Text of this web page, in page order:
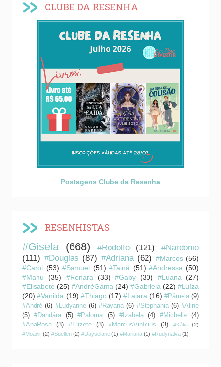
CLUBE DA RESENHA
Postagens Clube da Resenha
RESENHISTAS
#Gisela (668) #Rodolfo (121)
#Nardonio
(111) #Douglas (87) #Adriana (62) #Marcos (56)
#Carol (53) #Samuel (51) #Tainá (51) #Andressa (50)
#Manu
(35) #Renara (33) #Gaby (30) #Luana
(27)
#Elisabete (25) #AndréGama (24) #Gabriela (22) #Luíza
(20) #Vanilda (19) #Thiago (17) #Laiara (16) #Pâmela (9)
#André (6) #Ludyanne (6) #Rayana (6) #Stephania (6) #Aline
(5)
#Dandára (5) #Paloma (5) #Izabela (4) #Michelle
(4)
#AnaRosa
(3) #Elizete (3) #MarcusVinícius (3) #Kátia
(2)
#Moacir (2) #Suellen (2) #Dayselane (1) #Mariana (1) #Rudynalva (1)